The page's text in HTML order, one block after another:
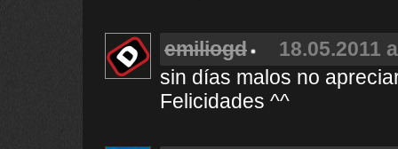
emiliogd
18.05.2011
sin días malos no
Felicidades ^^